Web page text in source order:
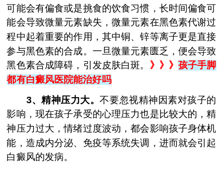
可能会有偏食或是挑食的饮食习惯，长时间偏食可
能会导致微量元素缺失，微量元素在黑色素代谢过
程中起着重要的作用，其中铜、锌等离子更是直接
参与黑色素的合成。一旦微量元素匮乏，便会导致
黑色素合成障碍，引发皮肤白斑。 》》》孩子手脚
都有白癜风医院能治好吗
3、精神压力大。不要忽视精神因素对孩子的
影响，现在孩子承受的心理压力也是比较大的，精
神压力过大，情绪过度波动，都会影响孩子身体机
能，造成内分泌、免疫等系统失调，进而就会引起
白癜风的发病。